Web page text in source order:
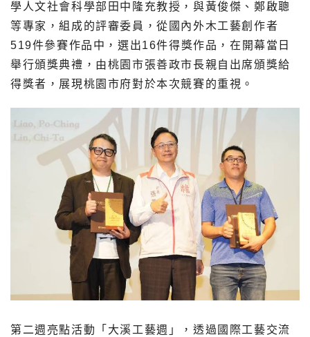
學人文社會科學部田中隆充教授，與黃俊傑、鄭啟聰
等專家，組成的評審委員，從國內外木工藝創作者
519件參賽作品中，選出16件得獎作品，在開幕當日
舉行頒獎典禮，由桃園市張善政市長親自出席頒獎給
得獎者，展現桃園市府對於本次競賽的重視。
第二週亮點活動「大溪工藝週」，透過國際工藝交流